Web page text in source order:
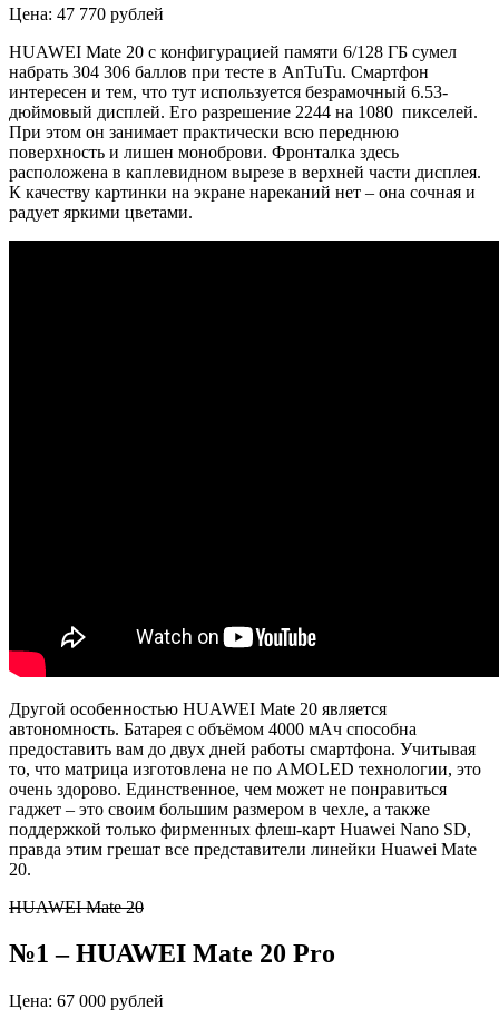
Цена: 47 770 рублей
HUAWEI Mate 20 с конфигурацией памяти 6/128 ГБ сумел
набрать 304 306 баллов при тесте в AnTuTu. Смартфон
интересен и тем, что тут используется безрамочный 6.53-
дюймовый дисплей. Его разрешение 2244 на 1080 пикселей.
При этом он занимает практически всю переднюю
поверхность и лишен моноброви. Фронталка здесь
расположена в каплевидном вырезе в верхней части дисплея.
К качеству картинки на экране нареканий нет – она сочная и
радует яркими цветами.
Другой особенностью HUAWEI Mate 20 является
автономность. Батарея с объёмом 4000 мАч способна
предоставить вам до двух дней работы смартфона. Учитывая
то, что матрица изготовлена не по AMOLED технологии, это
очень здорово. Единственное, чем может не понравиться
гаджет – это своим большим размером в чехле, а также
поддержкой только фирменных флеш-карт Huawei Nano SD,
правда этим грешат все представители линейки Huawei Mate
20.
HUAWEI Mate 20
№1 – HUAWEI Mate 20 Pro
Цена: 67 000 рублей